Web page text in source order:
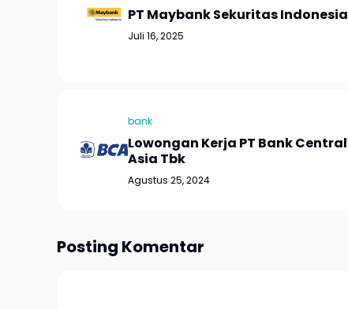
PT Maybank Sekuritas Indonesia
Juli 16, 2025
bank
Lowongan Kerja PT Bank Central
Asia Tbk
Agustus 25, 2024
Posting Komentar